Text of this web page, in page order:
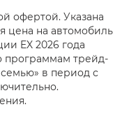
офертой. Указана
цена на автомобиль
EX 2026 года
программам трейд-
в период с